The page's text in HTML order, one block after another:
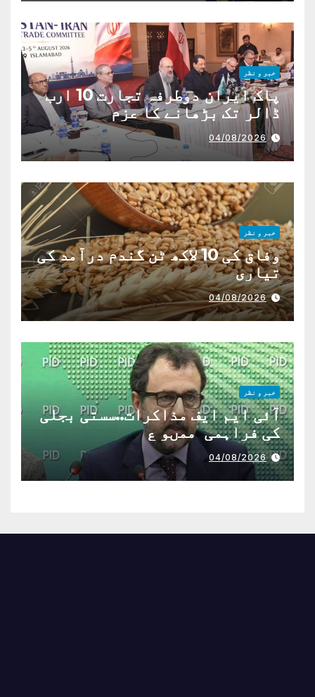
خبر و نظر
پاک ایران دوطرفہ تجارت 10 ارب
ڈالر تک بڑھانے کا عزم
04/08/2026
خبر و نظر
وفاق کی 10 لاکھ ٹن گندم درآمد کی
تیاری
04/08/2026
خبر و نظر
آئی ایم ایف مذاکرات..سستی بجلی
کی فراہمی ممںو ع
04/08/2026